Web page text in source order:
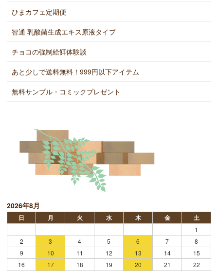
ひまカフェ定期便
智通 乳酸菌生成エキス原液タイプ
チョコの強制給餌体験談
あと少しで送料無料！999円以下アイテム
無料サンプル・コミックプレゼント
2026年8月
日 月 火 水 木 金 土
1
2
3 4 5 6 7
8
9
10 11 12 13 14
15
16
17 18 19 20 21
22